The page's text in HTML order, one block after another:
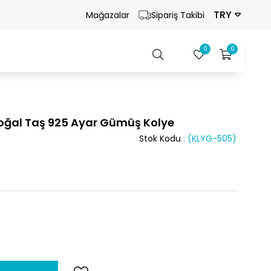
Mağazalar Sipariş Takibi TRY
0
0
Taş 925 Ayar Gümüş Kolye
(KLYG-505)
Stok Kodu